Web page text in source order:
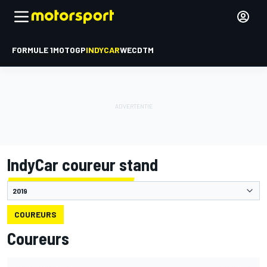
FORMULE 1MOTOGPINDYCARWECDTM
IndyCar coureur stand
COUREURS
Coureurs